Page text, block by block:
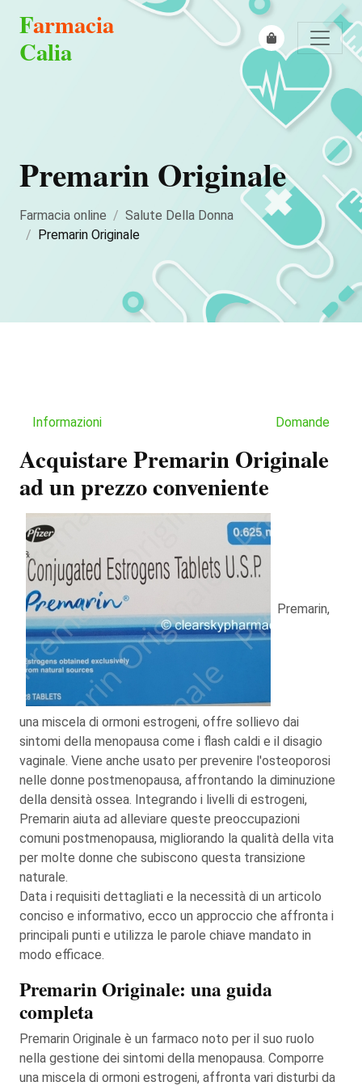
Farmacia
Calia
Premarin Originale
Farmacia online
Salute Della Donna
Premarin Originale
Informazioni Domande
Acquistare Premarin Originale
ad un prezzo conveniente
Premarin,
una miscela di ormoni estrogeni, offre sollievo dai
sintomi della menopausa come i flash caldi e il disagio
vaginale. Viene anche usato per prevenire l'osteoporosi
nelle donne postmenopausa, affrontando la diminuzione
della densità ossea. Integrando i livelli di estrogeni,
Premarin aiuta ad alleviare queste preoccupazioni
comuni postmenopausa, migliorando la qualità della vita
per molte donne che subiscono questa transizione
naturale.
Data i requisiti dettagliati e la necessità di un articolo
conciso e informativo, ecco un approccio che affronta i
principali punti e utilizza le parole chiave mandato in
modo efficace.
Premarin Originale: una guida
completa
Premarin Originale è un farmaco noto per il suo ruolo
nella gestione dei sintomi della menopausa. Comporre
una miscela di ormoni estrogeni, affronta vari disturbi da